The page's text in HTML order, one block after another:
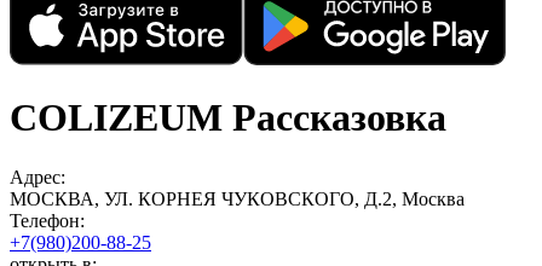
COLIZEUM Рассказовка
Адрес:
МОСКВА, УЛ. КОРНЕЯ ЧУКОВСКОГО, Д.2, Москва
Телефон:
+7(980)200-88-25